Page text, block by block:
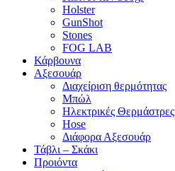
Holster
GunShot
Stones
FOG LAB
Κάρβουνα
Αξεσουάρ
Διαχείριση θερμότητας
Μπώλ
Ηλεκτρικές Θερμάστρες
Hose
Διάφορα Αξεσουάρ
Τάβλι – Σκάκι
Προιόντα